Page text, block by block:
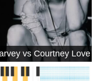
vs Courtney Love